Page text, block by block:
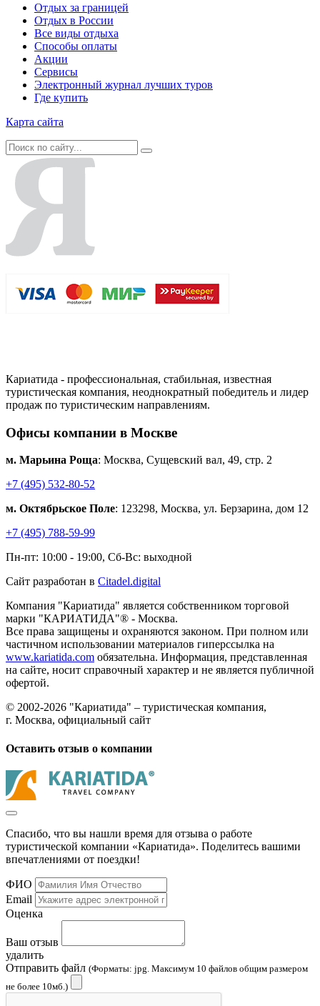
Отдых за границей
Отдых в России
Все виды отдыха
Способы оплаты
Акции
Сервисы
Электронный журнал лучших туров
Где купить
Карта сайта
Кариатида - профессиональная, стабильная, известная
туристическая компания, неоднократный победитель и лидер
продаж по туристическим направлениям.
Офисы компании в Москве
м. Марьина Роща: Москва, Сущевский вал, 49, стр. 2
+7 (495) 532-80-52
м. Октябрьское Поле: 123298, Москва, ул. Берзарина, дом 12
+7 (495) 788-59-99
Пн-пт: 10:00 - 19:00, Сб-Вс: выходной
Сайт разработан в Citadel.digital
Компания "Кариатида" является собственником торговой
марки "КАРИАТИДА"® - Москва.
Все права защищены и охраняются законом. При полном или
частичном использовании материалов гиперссылка на
www.kariatida.com обязательна. Информация, представленная
на сайте, носит справочный характер и не является публичной
офертой.
© 2002-2026 "Кариатида" – туристическая компания,
г. Москва, официальный сайт
Оставить отзыв о компании
Спасибо, что вы нашли время для отзыва о работе
туристической компании «Кариатида». Поделитесь вашими
впечатлениями от поездки!
ФИО
Email
Оценка
Ваш отзыв
удалить
Отправить файл (Форматы: jpg. Максимум 10 файлов общим размером
не более 10мб.)